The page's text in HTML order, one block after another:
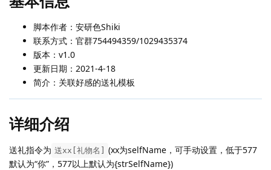
脚本作者：安研色Shiki
联系方式：官群754494359/1029435374
版本：v1.0
更新日期：2021-4-18
简介：关联好感的送礼模板
详细介绍
送礼指令为 送xx[礼物名]
(xx为selfName，可手动设置，低于577
默认为“你”，577以上默认为{strSelfName})